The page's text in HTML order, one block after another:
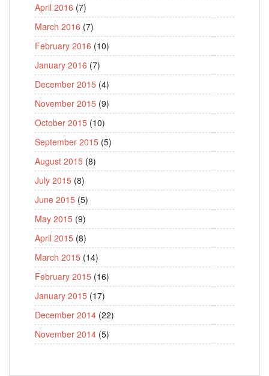
April 2016 (7)
March 2016 (7)
February 2016 (10)
January 2016 (7)
December 2015 (4)
November 2015 (9)
October 2015 (10)
September 2015 (5)
August 2015 (8)
July 2015 (8)
June 2015 (5)
May 2015 (9)
April 2015 (8)
March 2015 (14)
February 2015 (16)
January 2015 (17)
December 2014 (22)
November 2014 (5)